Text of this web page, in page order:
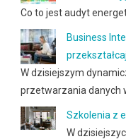
Co to jest audyt
Business
W dzisiejszym
przetwarzania danych
Szkolenia z
W